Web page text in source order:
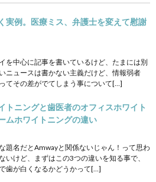
実例。医療ミス、弁護士を変えて慰謝
を中心に記事を書いているけど、たまには別
ニュースは書かない主義だけど、情報弱者
てその差がでてしまう事について[…]
トニングと歯医者のオフィスホワイト
ムホワイトニングの違い
題名だとAmwayと関係ないじゃん！って思わ
いけど、まずはこの3つの違いを知る事で、
歯が白くなるかどうかって[…]